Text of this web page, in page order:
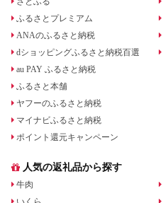
ふるさとプレミアム
ANAのふるさと納税
dショッピングふるさと納税百選
au PAY ふるさと納税
ふるさと本舗
ヤフーのふるさと納税
マイナビふるさと納税
ポイント還元キャンペーン
人気の返礼品から探す
牛肉